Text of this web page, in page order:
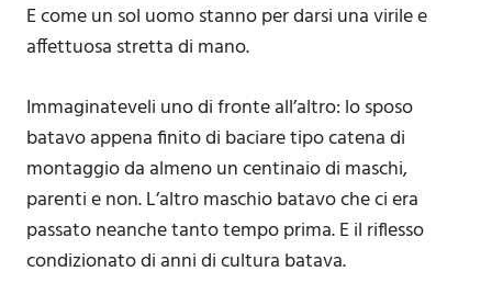
E come un sol uomo stanno per darsi una virile e
affettuosa stretta di mano.
Immaginateveli uno di fronte all’altro: lo sposo
batavo appena finito di baciare tipo catena di
montaggio da almeno un centinaio di maschi,
parenti e non. L’altro maschio batavo che ci era
passato neanche tanto tempo prima. E il riflesso
condizionato di anni di cultura batava.